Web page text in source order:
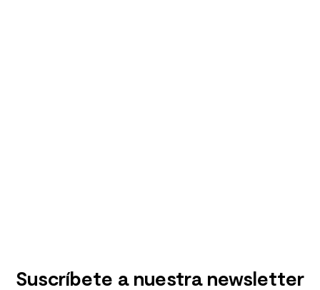
Suscríbete a nuestra newsletter